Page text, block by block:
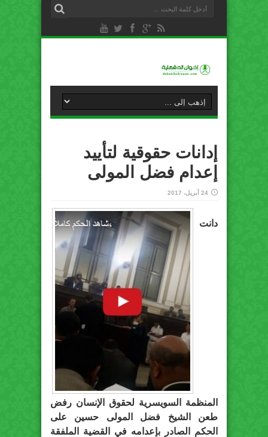
إدانات حقوقية لتأييد
إعدام فضل المولى
24 أبريل، 2017
دانت
المنظمة السويسرية لحقوق الإنسان رفض
طعن الشيخ فضل المولى حسين على
الحكم الصادر بإعدامه في القضية الملفقة